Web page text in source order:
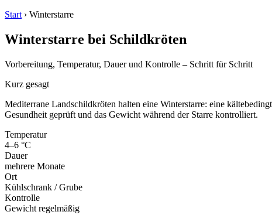
Start › Winterstarre
Winterstarre bei Schildkröten
Vorbereitung, Temperatur, Dauer und Kontrolle – Schritt für Schritt
Kurz gesagt
Mediterrane Landschildkröten halten eine Winterstarre: eine
Gesundheit geprüft und das Gewicht während der Starre kontrolliert.
Temperatur
4–6 °C
Dauer
mehrere Monate
Ort
Kühlschrank / Grube
Kontrolle
Gewicht regelmäßig